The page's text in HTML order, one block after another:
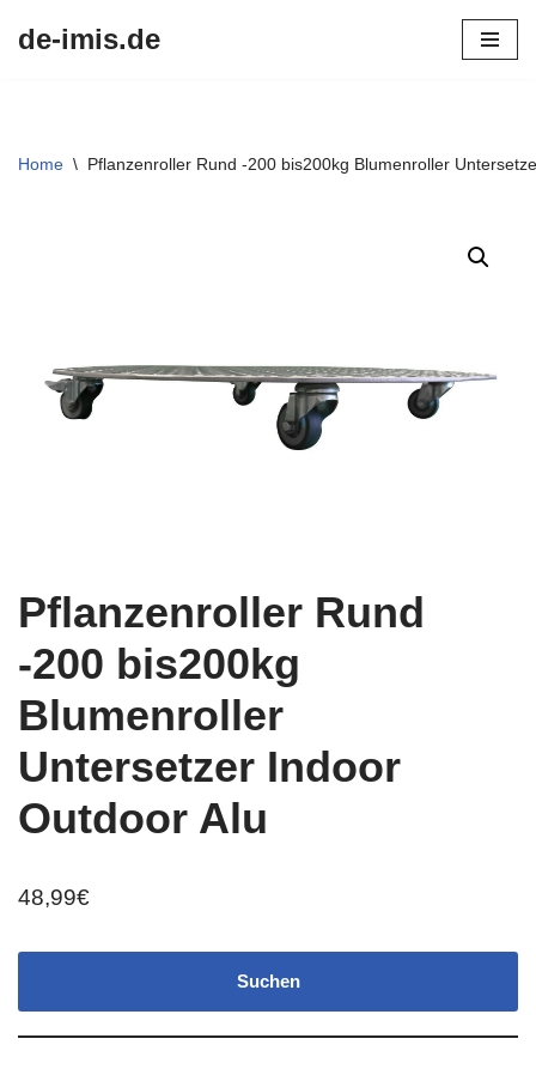
de-imis.de
Home \ Pflanzenroller Rund -200 bis200kg Blumenroller
Pflanzenroller Rund
-200 bis200kg
Blumenroller
Untersetzer Indoor
Outdoor Alu
48,99€
Suchen